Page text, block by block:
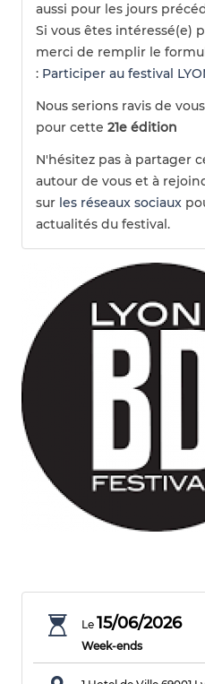
aussi pour les jours
Si vous êtes intéressé(e)
merci de remplir le
: Participer au festival
Nous serions ravis de
pour cette 21e édition
N'hésitez pas à partager
autour de vous et à
sur les réseaux sociaux
actualités du festival.
Le 15/06/2026
Week-ends